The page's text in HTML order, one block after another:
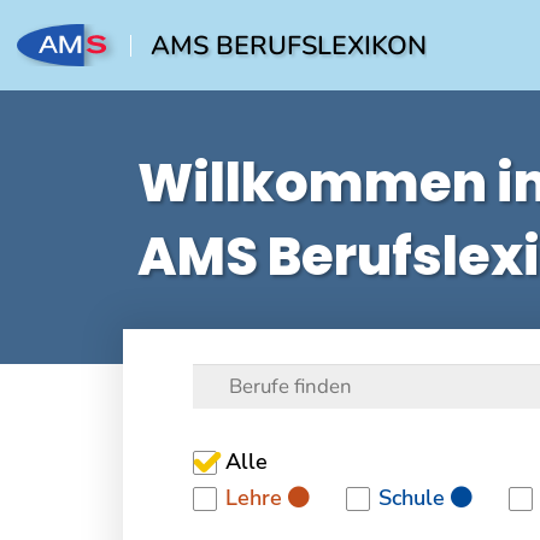
AMS BERUFSLEXIKON
Willkommen
AMS
Alle
Lehre
Schule